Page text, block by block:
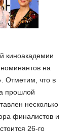
киноакадемии
на
Отметим, что в
прошлой
несколько
финалистов и
26-го